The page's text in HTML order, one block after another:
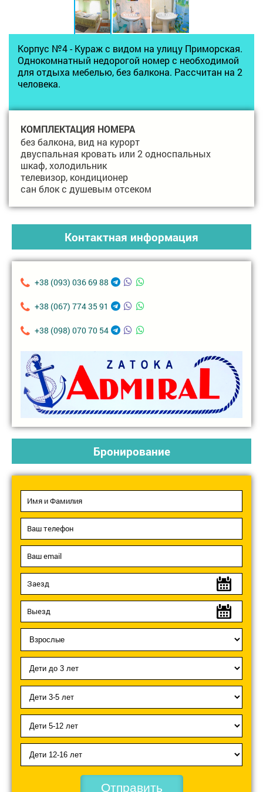
Корпус №4 - Кураж с видом на улицу Приморская.
Однокомнатный недорогой номер с необходимой
для отдыха мебелью, без балкона. Рассчитан на 2
человека.
КОМПЛЕКТАЦИЯ НОМЕРА
без балкона, вид на курорт
двуспальная кровать или 2 односпальных
шкаф, холодильник
телевизор, кондиционер
сан блок с душевым отсеком
Контактная информация
+38 (093) 036 69 88
+38 (067) 774 35 91
+38 (098) 070 70 54
Бронирование
Отправить